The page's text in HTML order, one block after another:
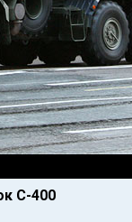
С-400